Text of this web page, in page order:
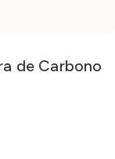
de Carbono